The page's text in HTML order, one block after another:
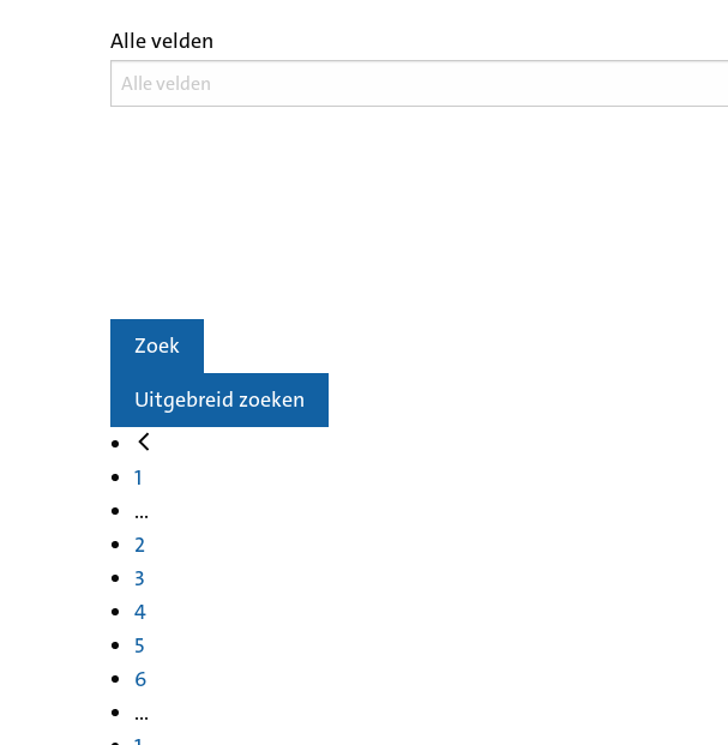
Alle velden
Zoek
Uitgebreid zoeken
1
...
2
3
4
5
6
...